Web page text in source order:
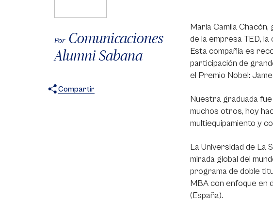
Por Comunicaciones
Alumni Sabana
Compartir
María Camila
de la empresa TED,
Esta compañía es
participación de
el Premio Nobel:
Nuestra graduada
muchos otros, hoy
multiequipamiento y
La Universidad de La
mirada global del
programa de doble
MBA con enfoque en
(España).